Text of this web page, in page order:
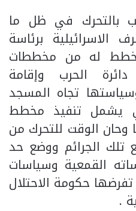
بالتحرك في ظل ما
برئاسة
تخطط له من مخططات
الحرب وإقامة
تجاه المسجد
يشمل تنفيذ مخطط
الوقت للتحرك من
تلك الجرائم ووضع حد
القمعية وسياسات
حكومة الاحتلال
.